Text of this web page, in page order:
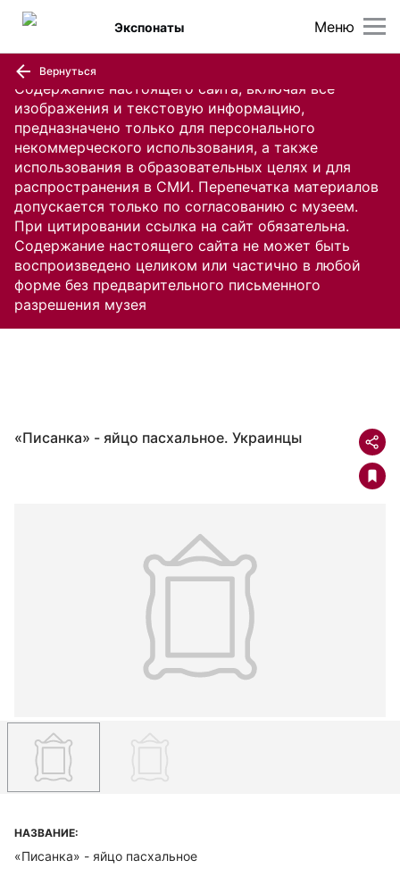
Содержание настоящего сайта, включая все
изображения и текстовую информацию,
предназначено только для персонального
некоммерческого использования, а также
использования в образовательных целях и для
распространения в СМИ. Перепечатка материалов
допускается только по согласованию с музеем.
При цитировании ссылка на сайт обязательна.
Содержание настоящего сайта не может быть
воспроизведено целиком или частично в любой
форме без предварительного письменного
разрешения музея
Меню
Экспонаты
Вернуться
«Писанка» - яйцо пасхальное. Украинцы
НАЗВАНИЕ:
«Писанка» - яйцо пасхальное